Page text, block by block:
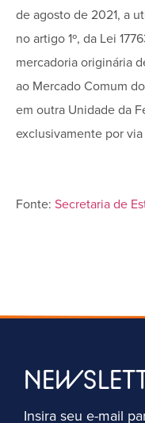
de agosto de 2021, a
no artigo 1º, da Lei
mercadoria originária
ao Mercado Comum
em outra Unidade da
exclusivamente por
Fonte: Secretaria de
Insira seu e-mail